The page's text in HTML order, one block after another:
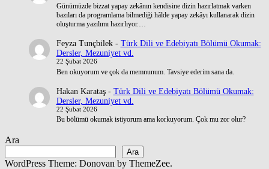
Günümüzde bizzat yapay zekânın kendisine dizin hazırlatmak varken
bazıları da programlama bilmediği hâlde yapay zekâyı kullanarak dizin
oluşturma yazılımı hazırlıyor.…
Feyza Tunçbilek- Türk Dili ve Edebiyatı Bölümü Okumak:
Dersler, Mezuniyet vd.
22 Şubat 2026
Ben okuyorum ve çok da memnunum. Tavsiye ederim sana da.
Hakan Karataş- Türk Dili ve Edebiyatı Bölümü Okumak:
Dersler, Mezuniyet vd.
22 Şubat 2026
Bu bölümü okumak istiyorum ama korkuyorum. Çok mu zor olur?
Ara
Ara
WordPress Theme: Donovan by ThemeZee.